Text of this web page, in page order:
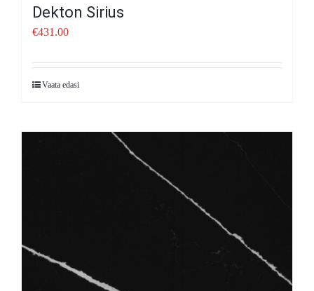
Dekton Sirius
€431.00
Vaata edasi